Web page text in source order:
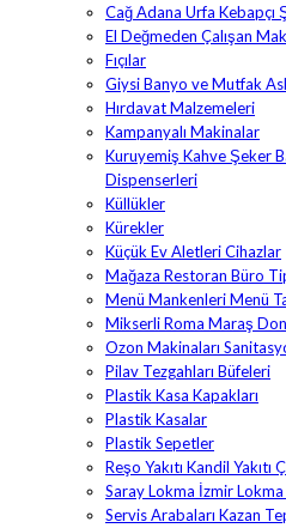
Cağ Adana Urfa Kebapçı
El Değmeden Çalışan
Fıçılar
Giysi Banyo ve Mutfak
Hırdavat Malzemeleri
Kampanyalı Makinalar
Kuruyemiş Kahve Şeker
Dispenserleri
Küllükler
Kürekler
Küçük Ev Aletleri Cihazlar
Mağaza Restoran Büro
Menü Mankenleri Menü
Mikserli Roma Maraş
Ozon Makinaları
Pilav Tezgahları Büfeleri
Plastik Kasa Kapakları
Plastik Kasalar
Plastik Sepetler
Reşo Yakıtı Kandil Yakıtı
Saray Lokma İzmir Lokma
Servis Arabaları Kazan